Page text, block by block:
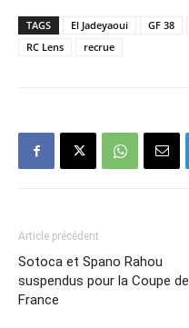
TAGS El Jadeyaoui GF 38
RC Lens
recrue
Article précédent
Sotoca et Spano Rahou
suspendus pour la Coupe de
France